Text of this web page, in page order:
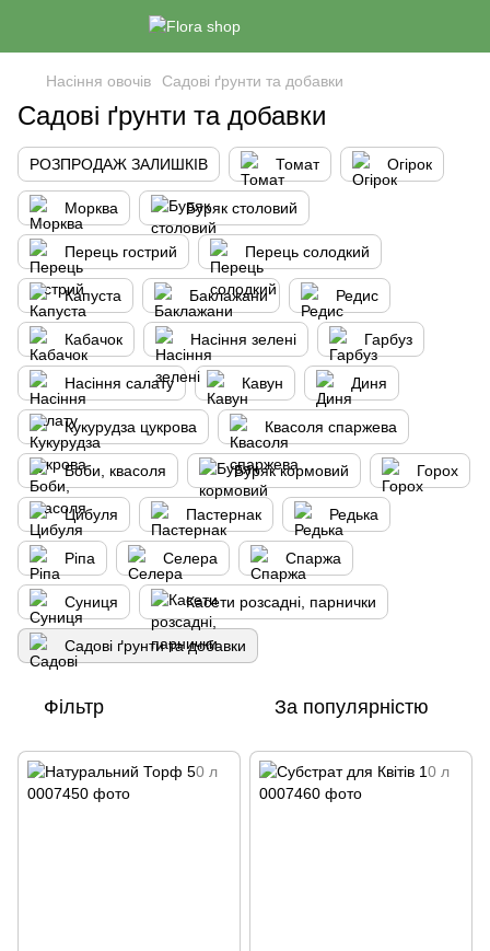
Насіння овочів Садові ґрунти та добавки
Садові ґрунти та добавки
РОЗПРОДАЖ ЗАЛИШКІВ Томат Огірок
Морква Буряк столовий
Перець гострий Перець солодкий
Капуста Баклажани Редис
Кабачок Насіння зелені Гарбуз
Насіння салату Кавун Диня
Кукурудза цукрова Квасоля спаржева
Боби, квасоля Буряк кормовий Горох
Цибуля Пастернак Редька
Ріпа Селера Спаржа
Суниця Касети розсадні, парнички
Садові ґрунти та добавки
Фільтр За популярністю